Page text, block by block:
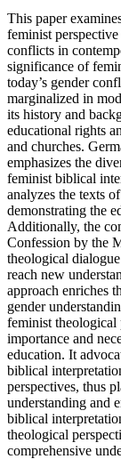
This paper
feminist
conflicts in
significance of
today’s gender
marginalized in
its history and
educational rights
and churches.
emphasizes the
feminist biblical
analyzes the texts
demonstrating the
Additionally, the
Confession by the
theological
reach new
approach enriches
gender
feminist theological
importance and
education. It
biblical
perspectives, thus
understanding and
biblical
theological
comprehensive